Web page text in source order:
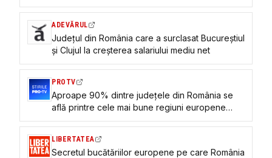
mai vechi de 25 de ani
ADEVĂRUL
Județul din România care a surclasat Bucureștiul
și Clujul la creșterea salariului mediu net
PROTV
Aproape 90% dintre județele din România se
află printre cele mai bune regiuni europene
pentru investiții
LIBERTATEA
Secretul bucătăriilor europene pe care România